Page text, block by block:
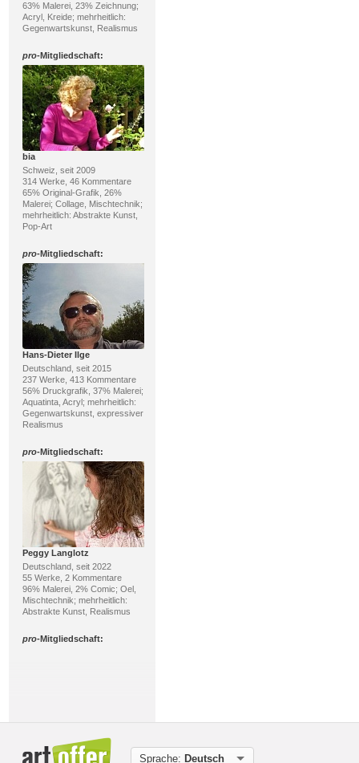
63% Malerei, 23% Zeichnung;
Acryl, Kreide; mehrheitlich:
Gegenwartskunst, Realismus
pro-Mitgliedschaft:
bia
Schweiz, seit 2009
314 Werke, 46 Kommentare
65% Original-Grafik, 26%
Malerei; Collage, Mischtechnik;
mehrheitlich: Abstrakte Kunst,
Pop-Art
pro-Mitgliedschaft:
Hans-Dieter Ilge
Deutschland, seit 2015
237 Werke, 413 Kommentare
56% Druckgrafik, 37% Malerei;
Aquatinta, Acryl; mehrheitlich:
Gegenwartskunst, expressiver
Realismus
pro-Mitgliedschaft:
Peggy Langlotz
Deutschland, seit 2022
55 Werke, 2 Kommentare
96% Malerei, 2% Comic; Oel,
Mischtechnik; mehrheitlich:
Abstrakte Kunst, Realismus
pro-Mitgliedschaft:
Sprache: Deutsch